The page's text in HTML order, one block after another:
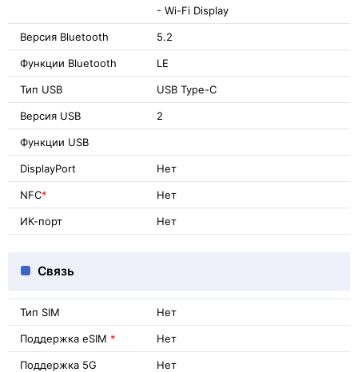
- Wi-Fi Display
Версия Bluetooth 5.2
Функции Bluetooth LE
Тип USB USB Type-C
Версия USB 2
Функции USB
DisplayPort Нет
NFC* Нет
ИК-порт Нет
Связь
Тип SIM Нет
Поддержка eSIM * Нет
Поддержка 5G Нет